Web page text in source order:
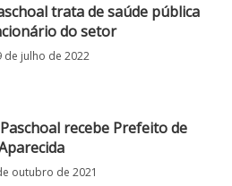
trata de saúde pública
do setor
de julho de 2022
recebe Prefeito de
outubro de 2021